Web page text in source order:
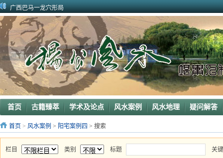
广西巴马一龙穴形局
杨公风水--山形之贵人拱手
2010年9月在广西容县为李喜中的亲戚找到的龙穴图
2023年3月18日广东电白地区一眼相中“猛虎下山”形
2011年4月底在江西丰城地区一农村里断验老阳宅风水吉凶（二）
2011年5月初应福建晋江东家邀请堪察调整阳宅风水布局
2011年5月底应广西玉林地区东家邀请断验堪察阳宅风水
2011年应广西巴马东家邀请堪察断验阳宅风水吉凶
《葬 书》注 解
广西南宁地区一葬地水聚天心
首页 古籍臻萃 学术及论点 风水案例 风水地理 疑问解答
首页 > 风水案例 > 阳宅案例四 > 搜索
栏目 类别 标题 关